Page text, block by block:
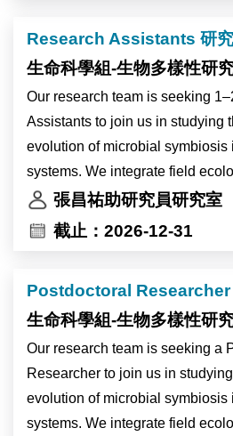
groups on documenting and
technologies.”
• Formulate hypotheses, plan
out data collection.
• Analyze the collected bio-
limited to EEG, EMG, EOG,
summarize the findings.
• Contribute to the design of
collecting bio-signals and test
• Write scientific papers
conferences and journals.
groups on documenting and
technologies.
Research Assistants 研
生命科學組-生物多樣性研
Our research team is seeking
Assistants to join us in studying
evolution of microbial symbiosis
systems. We integrate field
microbiology, and genomic
how microbial communities
本研究團隊誠徵 1–2 位研究助理
微生物共生系統之生態與演化。
態、分子微生物學及基因體分析
在不同宿主與環境中組成與適應
請，額滿為止。
張昌祐助研究員研究室
截止：2026-12-31
Postdoctoral Researcher
生命科學組-生物多樣性研
Our research team is seeking a
Researcher to join us in
evolution of microbial symbiosis
systems. We integrate field